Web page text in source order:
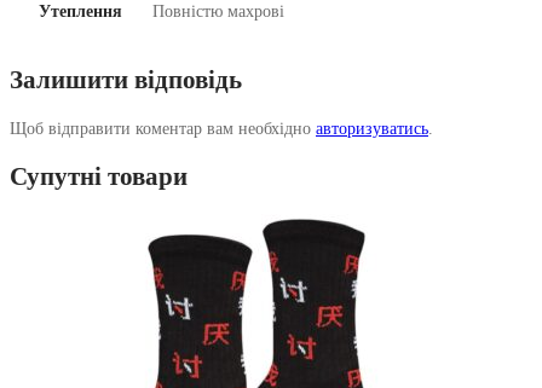
Утеплення Повністю махрові
Залишити відповідь
Щоб відправити коментар вам необхідно авторизуватись
Супутні товари